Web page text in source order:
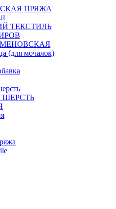
ПРЯЖА
ТЕКСТИЛЬ
(для мочалок)
ШЕРСТЬ